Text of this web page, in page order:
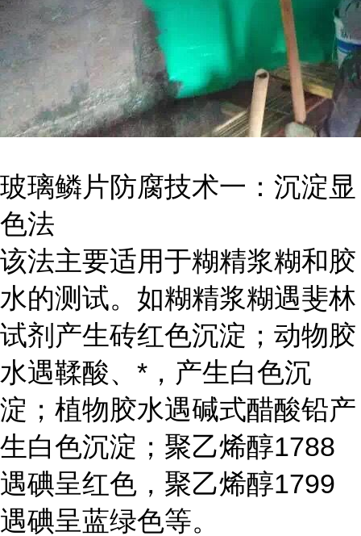
玻璃鳞片防腐技术一：沉淀显
色法
该法主要适用于糊精浆糊和胶
水的测试。如糊精浆糊遇斐林
试剂产生砖红色沉淀；动物胶
水遇鞣酸、*，产生白色沉
淀；植物胶水遇碱式醋酸铅产
生白色沉淀；聚乙烯醇1788
遇碘呈红色，聚乙烯醇1799
遇碘呈蓝绿色等。